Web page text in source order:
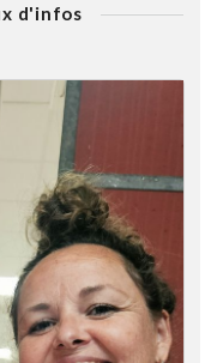
d'infos